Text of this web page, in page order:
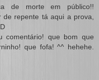
de morte em público!!
de repente tá aqui a prova,
comentário! que bom que
que fofa! ^^ hehehe.